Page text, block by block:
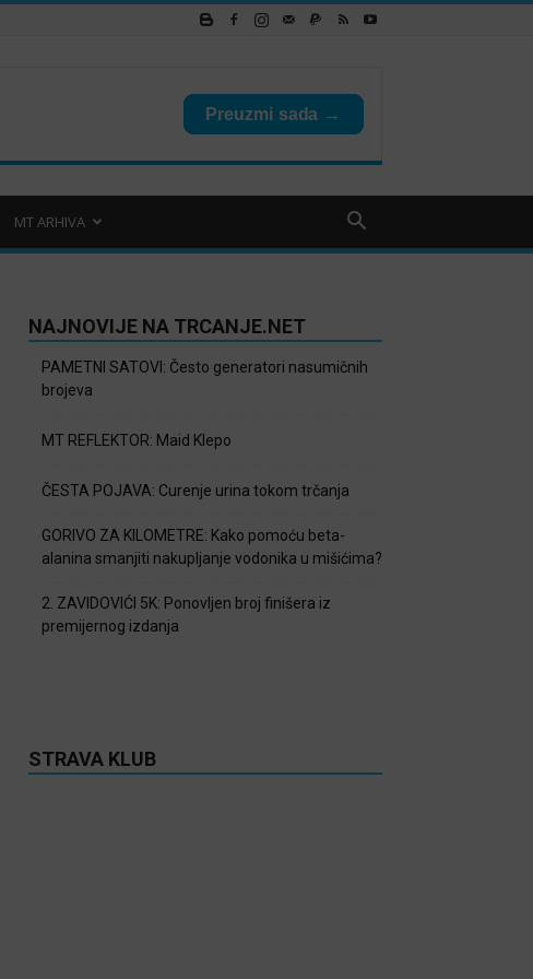
MT ARHIVA
NAJNOVIJE NA TRCANJE.NET
PAMETNI SATOVI: Često generatori nasumičnih
brojeva
MT REFLEKTOR: Maid Klepo
ČESTA POJAVA: Curenje urina tokom trčanja
GORIVO ZA KILOMETRE: Kako pomoću beta-
alanina smanjiti nakupljanje vodonika u mišićima?
2. ZAVIDOVIĆI 5K: Ponovljen broj finišera iz
premijernog izdanja
STRAVA KLUB